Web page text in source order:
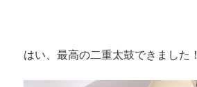
はい、最高の二重太鼓できました！